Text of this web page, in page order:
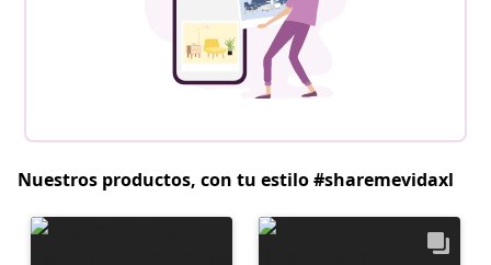
Nuestros productos, con tu estilo #sharemevidaxl